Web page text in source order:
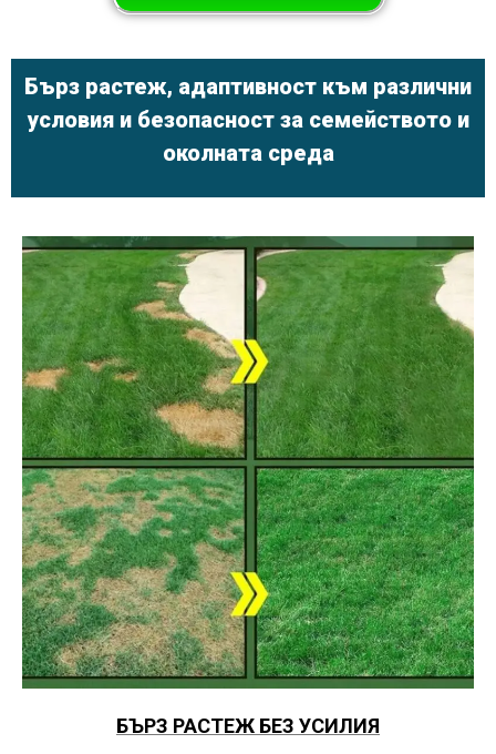
Бърз растеж, адаптивност към различни
условия и безопасност за семейството и
околната среда
БЪРЗ РАСТЕЖ БЕЗ УСИЛИЯ